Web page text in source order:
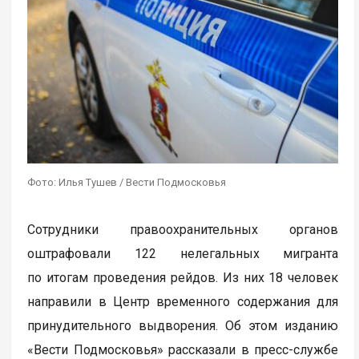
Фото: Илья Тушев / Вести Подмосковья
Сотрудники правоохранительных органов
оштрафовали 122 нелегальных мигранта
по итогам проведения рейдов. Из них 18 человек
направили в Центр временного содержания для
принудительного выдворения. Об этом изданию
«Вести Подмосковья» рассказали в пресс-службе